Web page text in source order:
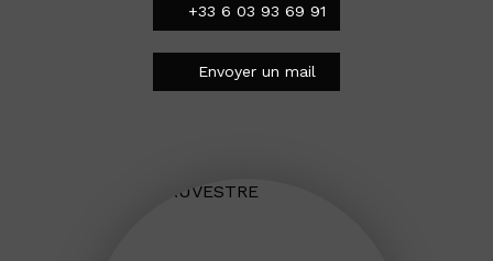
+33 6 03 93 69 91
Envoyer un mail